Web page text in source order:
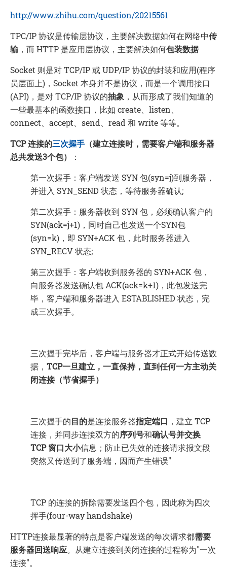
http://www.zhihu.com/question/20215561
TPC/IP 协议是传输层协议，主要解决数据如何在网络中传
输，而 HTTP 是应用层协议，主要解决如何包装数据
Socket 则是对 TCP/IP 或 UDP/IP 协议的封装和应用(程序
员层面上)，Socket 本身并不是协议，而是一个调用接口
(API)，是对 TCP/IP 协议的抽象 ，从而形成了我们知道的
一些最基本的函数接口，比如 create、listen、
connect、accept、send、read 和 write 等等。
TCP 连接的三次握手 （建立连接时，需要客户端和服务器
总共发送3个包）
：
第一次握手：客户端发送 SYN 包(syn=j)到服务器，
并进入 SYN_SEND 状态，等待服务器确认;
第二次握手：服务器收到 SYN 包，必须确认客户的
SYN(ack=j+1)，同时自己也发送一个SYN包
(syn=k)，即 SYN+ACK 包，此时服务器进入
SYN_RECV 状态;
第三次握手：客户端收到服务器的 SYN+ACK 包，
向服务器发送确认包 ACK(ack=k+1)，此包发送完
毕，客户端和服务器进入 ESTABLISHED 状态，完
成三次握手。
三次握手完毕后，客户端与服务器才正式开始传送数
据， TCP一旦建立，一直保持，直到任何一方主动关
闭连接（节省握手）
三次握手的目的是连接服务器指定端口 ，建立 TCP
连接，并同步连接双方的序列号和确认号并交换
TCP 窗口大小信息；防止已失效的连接请求报文段
突然又传送到了服务端，因而产生错误"
TCP 的连接的拆除需要发送四个包，因此称为四次
挥手(four-way handshake)
HTTP连接最显著的特点是客户端发送的每次请求都需要
服务器回送响应。从建立连接到关闭连接的过程称为"一次
连接"。